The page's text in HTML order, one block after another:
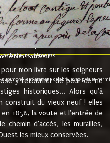
a sur ses hommes, indivisables et
dit seigneur Baron et ses
etc... au prix de 880 livre louis
acheteurs, témoins....
bien national9.
entierement delabré, avec près et
mon livre sur les seigneurs
y retourner de peur de ne
historiques... Alors qu'à
construit du vieux neuf ! elles
1838, la voute et l'entrée de
chemin d'accès, les murailles,
les mieux conservées.